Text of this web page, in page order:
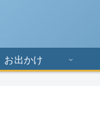
お出かけ